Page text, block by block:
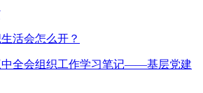
活会怎么开？